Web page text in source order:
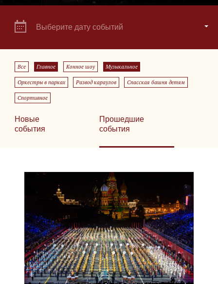
Выберите дату событий
Все Главное Конное шоу Музыкальное
Оркестры в парках Развод караулов Спасская башня детям
Спортивное
Новые
события
Прошедшие
события